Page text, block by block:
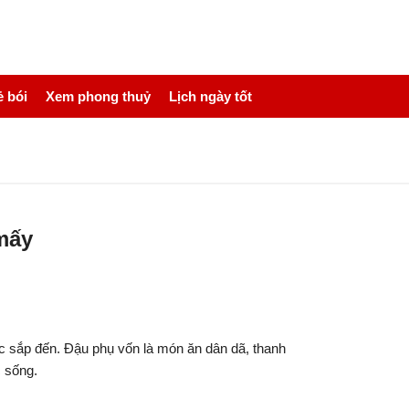
bói Xem phong thuỷ Lịch ngày tốt
đến. Đậu phụ vốn là món ăn dân dã, thanh
sống.